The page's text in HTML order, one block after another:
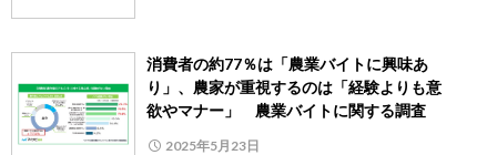
消費者の約77％は「農業バイトに興味あ
り」、農家が重視するのは「経験よりも意
欲やマナー」 農業バイトに関する調査
2025年5月23日